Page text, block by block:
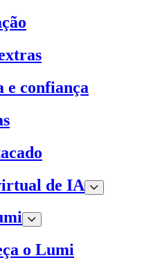
e confiança
de IA
o Lumi